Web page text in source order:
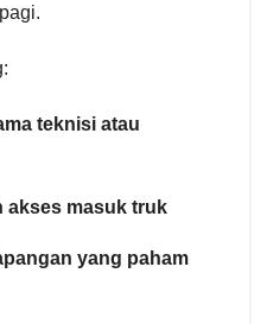
teknisi atau
akses masuk truk
yang paham